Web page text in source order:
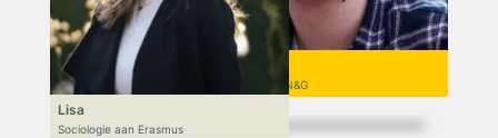
Niek
VWO 6, N&T/N&G
Lisa
Sociologie aan Erasmus